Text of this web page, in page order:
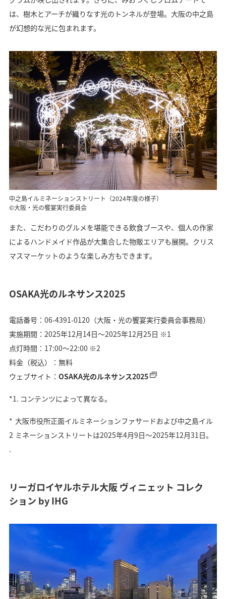
は、樹木とアーチが織りなす光のトンネルが登場。大阪の中之島
が幻想的な光に包まれます。
中之島イルミネーションストリート（2024年度の様子）
©大阪・光の饗宴実行委員会
また、こだわりのグルメを堪能できる飲食ブースや、個人の作家
によるハンドメイド作品が大集合した物販エリアも展開。クリス
マスマーケットのような楽しみ方もできます。
OSAKA光のルネサンス2025
電話番号：06-4391-0120（大阪・光の饗宴実行委員会事務局）
実施期間：2025年12月14日〜2025年12月25日 ※1
点灯時間：17:00〜22:00 ※2
料金（税込）：無料
ウェブサイト： OSAKA光のルネサンス2025
*1. コンテンツによって異なる。
*
2
.
大阪市役所正面イルミネーションファサードおよび中之島イル
ミネーションストリートは2025年4月9日～2025年12月31日。
リーガロイヤルホテル大阪 ヴィニェット コレク
ション by IHG